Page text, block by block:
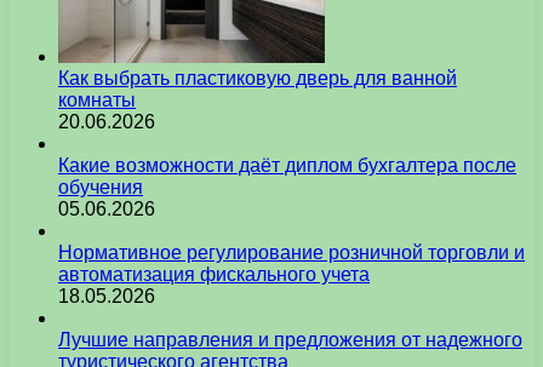
Как выбрать пластиковую дверь для ванной
комнаты
20.06.2026
Какие возможности даёт диплом бухгалтера после
обучения
05.06.2026
Нормативное регулирование розничной торговли и
автоматизация фискального учета
18.05.2026
Лучшие направления и предложения от надежного
туристического агентства